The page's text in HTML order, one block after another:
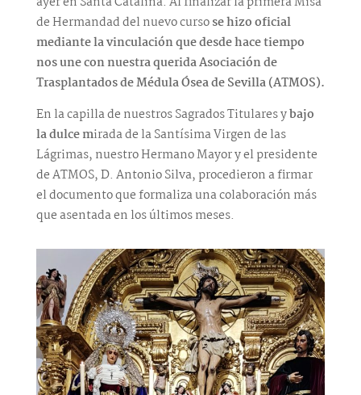
de Hermandad del nuevo cursose hizo oficial
mediante la vinculación que desde hace tiempo
nos une con nuestra querida Asociación de
Trasplantados de Médula Ósea de Sevilla (ATMOS).
En la capilla de nuestros Sagrados Titulares ybajo
la dulce mirada de la Santísima Virgen de las
Lágrimas, nuestro Hermano Mayor y el presidente
de ATMOS, D. Antonio Silva, procedieron a firmar
el documento que formaliza una colaboración más
que asentada en los últimos meses.